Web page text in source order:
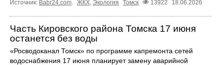
Источник: Babr24.com. ЖКХ, Экология Томск 13922 18.06.2026
Часть Кировского района Томска 17 июня
останется без воды
«Росводоканал Томск» по программе капремонта сетей
водоснабжения 17 июня планирует замену аварийной